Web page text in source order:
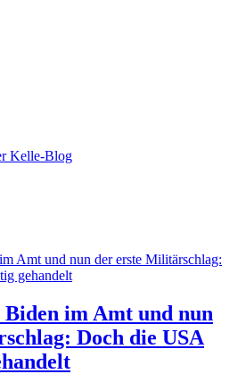
im Amt und nun
Doch die USA